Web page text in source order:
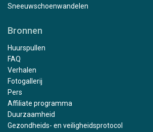
Sneeuwschoenwandelen
Bronnen
Huurspullen
FAQ
Verhalen
Fotogallerij
Pers
Affiliate programma
Duurzaamheid
Gezondheids- en veiligheidsprotocol